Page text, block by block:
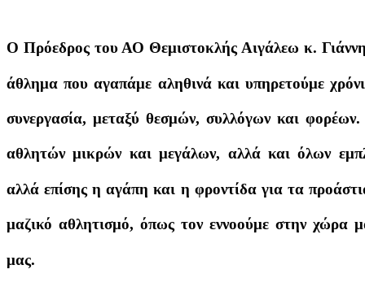
Ο Πρόεδρος του ΑΟ Θεμιστοκλής Αιγάλεω κ.
άθλημα που αγαπάμε αληθινά και υπηρετούμε
συνεργασία, μεταξύ θεσμών, συλλόγων και
αθλητών μικρών και μεγάλων, αλλά και όλων
αλλά επίσης η αγάπη και η φροντίδα για τα
μαζικό αθλητισμό, όπως τον εννοούμε στην χώρα
μας.